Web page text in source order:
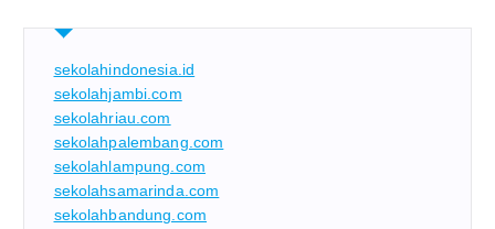
sekolahindonesia.id
sekolahjambi.com
sekolahriau.com
sekolahpalembang.com
sekolahlampung.com
sekolahsamarinda.com
sekolahbandung.com